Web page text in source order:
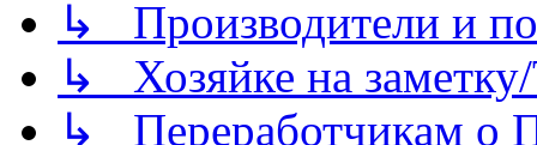
↳ Производители и
↳ Хозяйке на
↳ Переработчикам о